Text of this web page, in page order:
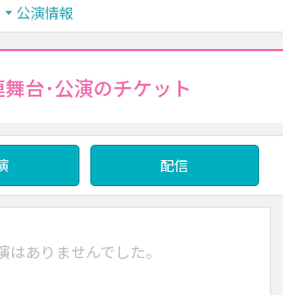
公演情報
台･公演のチケット
配信
はありませんでした。